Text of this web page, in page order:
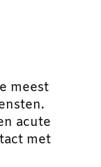
meest
acute
met